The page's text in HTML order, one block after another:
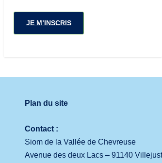
JE M’INSCRIS
Plan du site
Contact :
Siom de la Vallée de Chevreuse
Avenue des deux Lacs – 91140